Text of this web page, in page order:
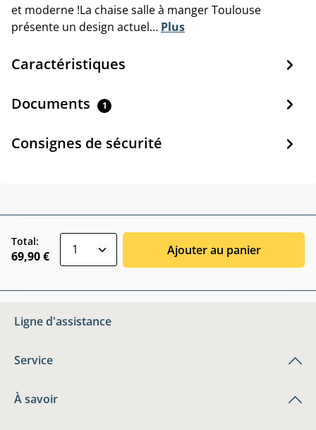
et moderne !La chaise salle à manger Toulouse
présente un design actuel… Plus
Caractéristiques
Documents 1
Consignes de sécurité
Total:
69,90 € Ajouter au panier
Ligne d'assistance
Service
À savoir